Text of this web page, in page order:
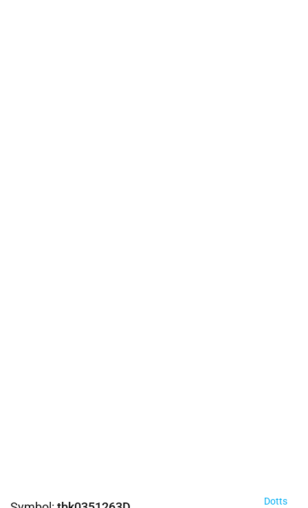
Dotts